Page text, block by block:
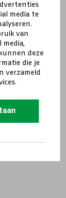
media te
van
deze
die je
verzameld